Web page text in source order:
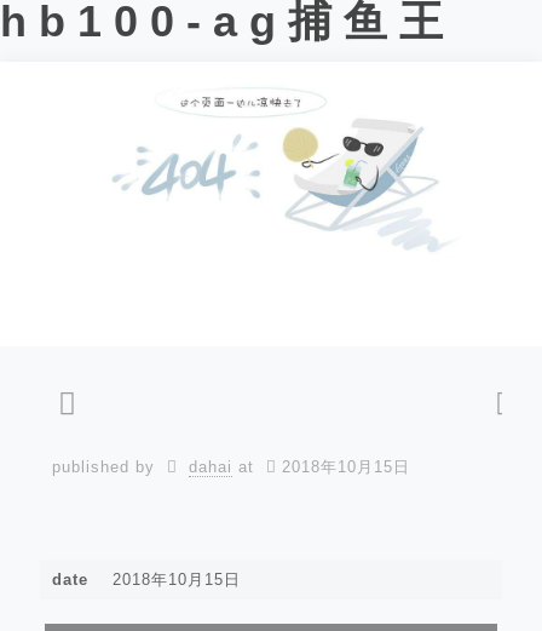
hb100-ag捕鱼王
published by dahai at 2018年10月15日
date 2018年10月15日